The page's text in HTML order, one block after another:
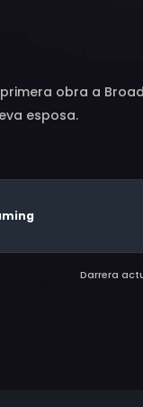
Greig, Ernie
Jay Eaton, Bill
William H.
obra a
esposa.
Darrera